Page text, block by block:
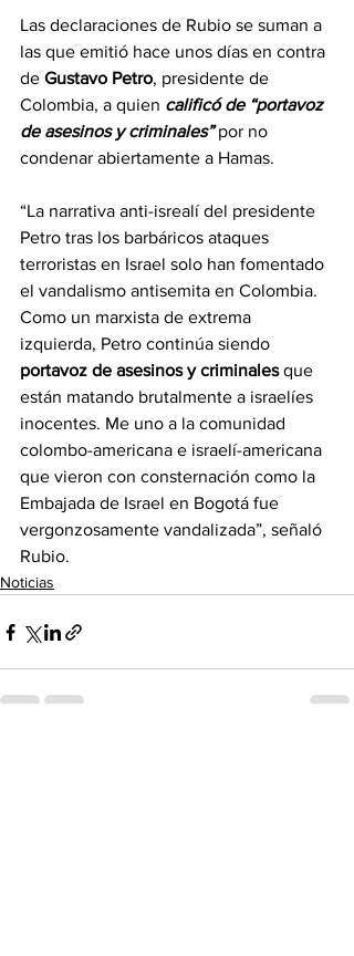
Las declaraciones de Rubio se suman a
las que emitió hace unos días en contra
de Gustavo Petro, presidente de
Colombia, a quien calificó de “portavoz
de asesinos y criminales” por no
condenar abiertamente a Hamas.
“La narrativa anti-isrealí del presidente
Petro tras los barbáricos ataques
terroristas en Israel solo han fomentado
el vandalismo antisemita en Colombia.
Como un marxista de extrema
izquierda, Petro continúa siendo
portavoz de asesinos y criminales que
están matando brutalmente a israelíes
inocentes. Me uno a la comunidad
colombo-americana e israelí-americana
que vieron con consternación como la
Embajada de Israel en Bogotá fue
vergonzosamente vandalizada”, señaló
Rubio.
Noticias